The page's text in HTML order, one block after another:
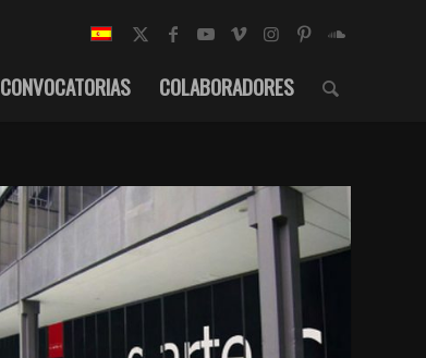
CONVOCATORIAS COLABORADORES